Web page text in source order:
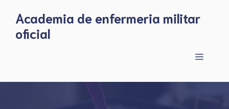
content
Academia de enfermeria militar
oficial
Menu